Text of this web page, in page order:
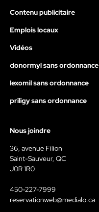
Contenu publicitaire
Emplois locaux
Vidéos
donormyl sans ordonnance
lexomil sans ordonnance
priligy sans ordonnance
Nous joindre
36, avenue Filion
Saint-Sauveur, QC
J0R 1R0
450-227-7999
reservationweb@medialo.ca